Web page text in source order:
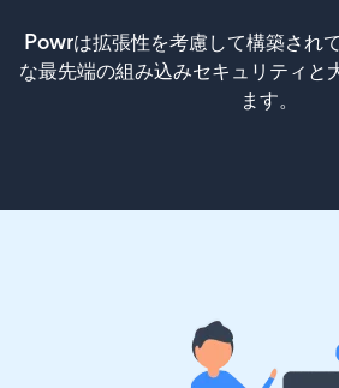
Powrは拡張性を考慮して構築され
な最先端の組み込みセキュリティと
ます。